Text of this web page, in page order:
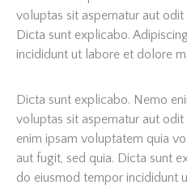
voluptas sit aspernatur aut odit
Dicta sunt explicabo.
incididunt ut labore et dolore
Dicta sunt explicabo. Nemo
voluptas sit aspernatur aut
enim ipsam voluptatem quia
aut fugit, sed quia. Dicta sunt
do eiusmod tempor incididunt